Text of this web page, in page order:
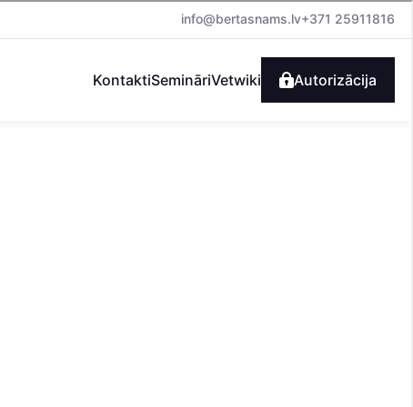
info@bertasnams.lv+371 25911816
KontaktiSemināriVetwiki Autorizācija